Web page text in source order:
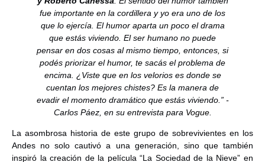
fue importante en la cordillera y yo era uno de los
que lo ejercía. El humor aparta un poco el drama
que estás viviendo. El ser humano no puede
pensar en dos cosas al mismo tiempo, entonces, si
podés priorizar el humor, te sacás el problema de
encima. ¿Viste que en los velorios es donde se
cuentan los mejores chistes? Es la manera de
evadir el momento dramático que estás viviendo.” -
Carlos Páez, en su entrevista para Vogue.
La asombrosa historia de este grupo de sobrevivientes en los
Andes no solo cautivó a una generación, sino que también
inspiró la creación de la película “La Sociedad de la Nieve” en